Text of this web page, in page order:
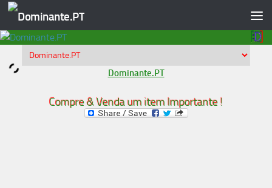
Skip to content
Dominante.PT
Compre & Venda um item Importante !